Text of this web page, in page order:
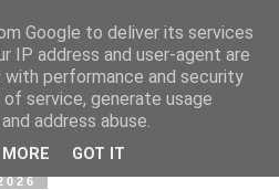
Google to deliver its services
IP address and user-agent are
with performance and security
service, generate usage
address abuse.
GOT IT